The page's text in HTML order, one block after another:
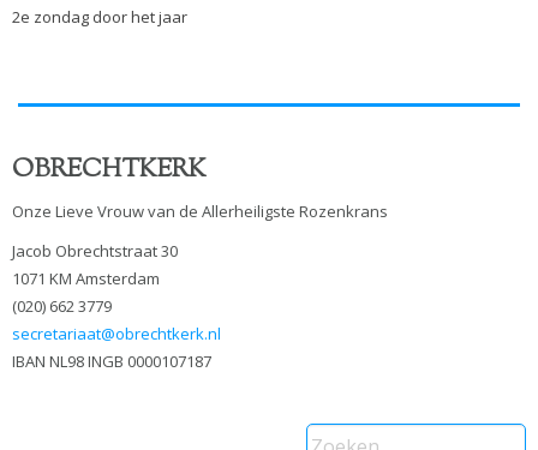
2e zondag door het jaar
OBRECHTKERK
Onze Lieve Vrouw van de Allerheiligste Rozenkrans
Jacob Obrechtstraat 30
1071 KM Amsterdam
(020) 662 3779
secretariaat@obrechtkerk.nl
IBAN NL98 INGB 0000107187
Zoeken